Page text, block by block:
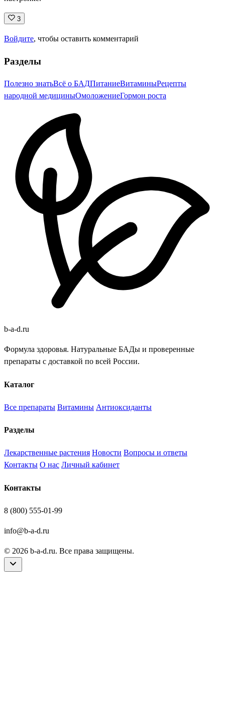
3
Войдите, чтобы оставить комментарий
Разделы
Полезно знатьВсё о БАДПитаниеВитаминыРецепты
народной медициныОмоложениеГормон роста
b-a-d.ru
Формула здоровья. Натуральные БАДы и проверенные
препараты с доставкой по всей России.
Каталог
Все препараты Витамины Антиоксиданты
Разделы
Лекарственные растения Новости Вопросы и ответы
Контакты О нас Личный кабинет
Контакты
8 (800) 555-01-99
info@b-a-d.ru
© 2026 b-a-d.ru. Все права защищены.